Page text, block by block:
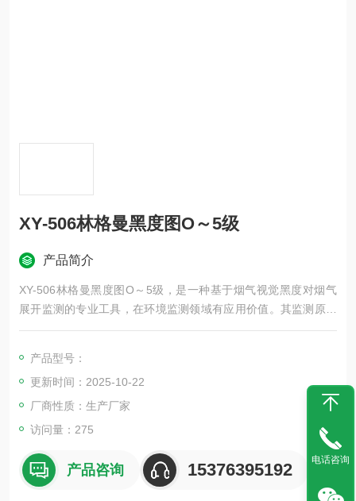
XY-506林格曼黑度图O～5级
产品简介
XY-506林格曼黑度图O～5级，是一种基于烟气视觉黑度对烟气
展开监测的专业工具，在环境监测领域有应用价值。其监测原理
核心在于通过直观对比烟气的视觉黑度与标准黑度等级，实现对
产品型号：
更新时间：2025-10-22
厂商性质：生产厂家
访问量：275
产品咨询 15376395192 电话咨询